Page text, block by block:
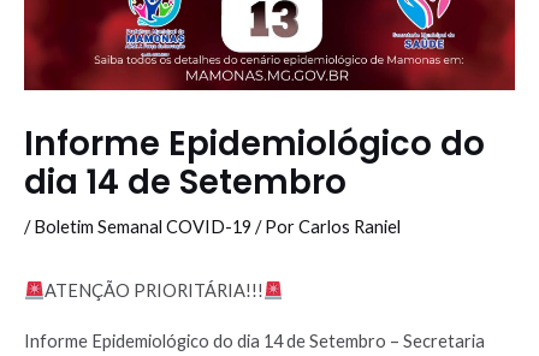
Informe Epidemiológico do
dia 14 de Setembro
/Boletim Semanal COVID-19 / PorCarlos Raniel
ATENÇÃO PRIORITÁRIA!!!
Informe Epidemiológico do dia 14 de Setembro – Secretaria